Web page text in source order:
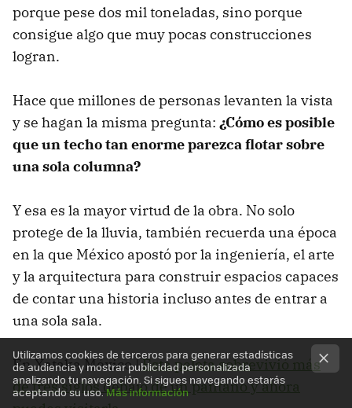
porque pese dos mil toneladas, sino porque
consigue algo que muy pocas construcciones
logran.
Hace que millones de personas levanten la vista
y se hagan la misma pregunta: ¿Cómo es posible
que un techo tan enorme parezca flotar sobre
una sola columna?
Y esa es la mayor virtud de la obra. No solo
protege de la lluvia, también recuerda una época
en la que México apostó por la ingeniería, el arte
y la arquitectura para construir espacios capaces
de contar una historia incluso antes de entrar a
una sola sala.
En Xataka México |Esta pelota sobrevivió más
de tres siglos debajo de un pantano y ahora
Utilizamos cookies de terceros para generar estadísticas
de audiencia y mostrar publicidad personalizada
analizando tu navegación. Si sigues navegando estarás
aceptando su uso.Más información